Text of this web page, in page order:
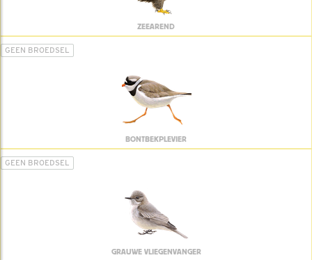
ZEEAREND
GEEN BROEDSEL
BONTBEKPLEVIER
GEEN BROEDSEL
GRAUWE VLIEGENVANGER